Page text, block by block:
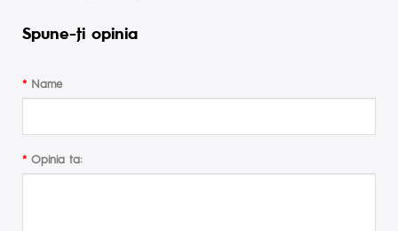
Spune-ţi opinia
Name
Opinia ta: